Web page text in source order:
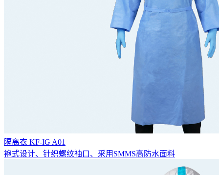
隔离衣 KF-IG A01
袍式设计、针织螺纹袖口、采用SMMS高防水面料